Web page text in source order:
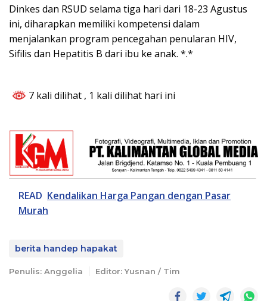
Dinkes dan RSUD selama tiga hari dari 18-23 Agustus
ini, diharapkan memiliki kompetensi dalam
menjalankan program pencegahan penularan HIV,
Sifilis dan Hepatitis B dari ibu ke anak. *.*
7 kali dilihat , 1 kali dilihat hari ini
READ Kendalikan Harga Pangan dengan Pasar
Murah
berita handep hapakat
Penulis: Anggelia Editor: Yusnan / Tim